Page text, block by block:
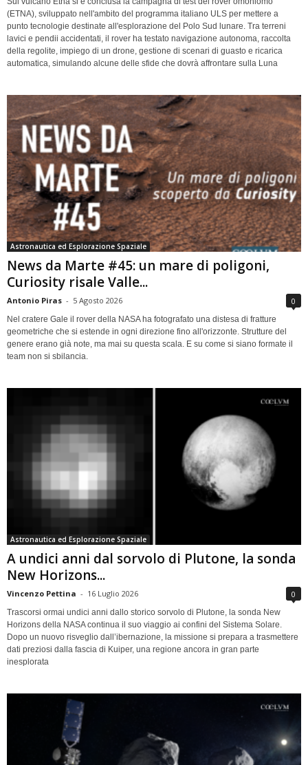
(ETNA), sviluppato nell'ambito del programma italiano ULS per mettere a
punto tecnologie destinate all'esplorazione del Polo Sud lunare. Tra terreni
lavici e pendii accidentati, il rover ha testato navigazione autonoma, raccolta
della regolite, impiego di un drone, gestione di scenari di guasto e ricarica
automatica, simulando alcune delle sfide che dovrà affrontare sulla Luna
Astronautica ed Esplorazione Spaziale
News da Marte #45: un mare di poligoni,
Curiosity risale Valle...
Antonio Piras - 5 Agosto 2026 0
Nel cratere Gale il rover della NASA ha fotografato una distesa di fratture
geometriche che si estende in ogni direzione fino all'orizzonte. Strutture del
genere erano già note, ma mai su questa scala. E su come si siano formate il
team non si sbilancia.
Astronautica ed Esplorazione Spaziale
A undici anni dal sorvolo di Plutone, la sonda
New Horizons...
Vincenzo Pettina - 16 Luglio 2026 0
Trascorsi ormai undici anni dallo storico sorvolo di Plutone, la sonda New
Horizons della NASA continua il suo viaggio ai confini del Sistema Solare.
Dopo un nuovo risveglio dall’ibernazione, la missione si prepara a trasmettere
dati preziosi dalla fascia di Kuiper, una regione ancora in gran parte
inesplorata